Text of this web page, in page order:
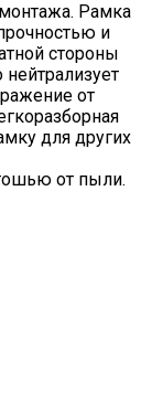
Рамка
и
стороны
от
для других
от пыли.